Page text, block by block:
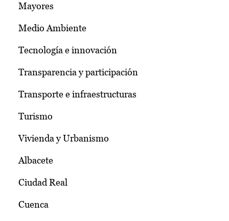
Mayores
Medio Ambiente
Tecnología e innovación
Transparencia y participación
Transporte e infraestructuras
Turismo
Vivienda y Urbanismo
Albacete
Ciudad Real
Cuenca